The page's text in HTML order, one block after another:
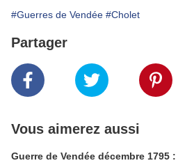
#Guerres de Vendée #Cholet
Partager
Vous aimerez aussi
Guerre de Vendée décembre 1795 :